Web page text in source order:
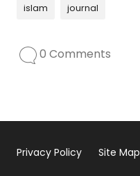
islam journal
0 Comments
Privacy Policy Site Map